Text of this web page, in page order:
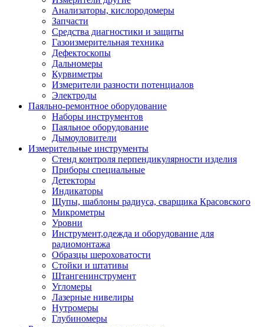
Анализаторы, кислородомеры
Запчасти
Средства диагностики и защиты
Газоизмерительная техника
Дефектоскопы
Дальномеры
Курвиметры
Измерители разности потенциалов
Электроды
Паяльно-ремонтное оборудование
Наборы инструментов
Паяльное оборудование
Дымоуловители
Измерительные инструменты
Стенд контроля перпендикулярности изделия
Приборы специальные
Детекторы
Индикаторы
Щупы, шаблоны радиуса, сварщика Красовского
Микрометры
Уровни
Инструмент,одежда и оборудование для
радиомонтажа
Образцы шероховатости
Стойки и штативы
Штангенинструмент
Угломеры
Лазерные нивелиры
Нутромеры
Глубиномеры